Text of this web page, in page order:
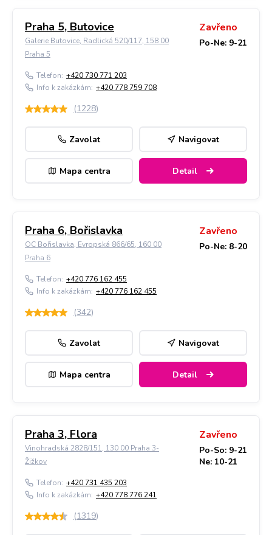
Praha 5, Butovice
Galerie Butovice, Radlická 520/117, 158 00
Praha 5
Zavřeno
Po-Ne: 9-21
Telefon: +420 730 771 203
Info k zakázkám: +420 778 759 708
(1228)
Zavolat Navigovat
Mapa centra Detail
Praha 6, Bořislavka
OC Bořislavka, Evropská 866/65, 160 00
Praha 6
Zavřeno
Po-Ne: 8-20
Telefon: +420 776 162 455
Info k zakázkám: +420 776 162 455
(342)
Zavolat Navigovat
Mapa centra Detail
Praha 3, Flora
Vinohradská 2828/151, 130 00 Praha 3-
Žižkov
Zavřeno
Po-So: 9-21
Ne: 10-21
Telefon: +420 731 435 203
Info k zakázkám: +420 778 776 241
(1319)